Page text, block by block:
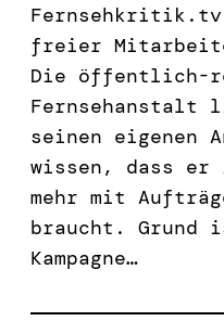
freier
Die öffentlich-
Fernsehanstalt
seinen eigenen
wissen, dass
mehr mit
braucht. Grund
Kampagne…